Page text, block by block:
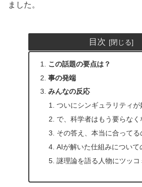
ました。
目次
この話題の要点は？
事の発端
みんなの反応
ついにシンギュラリティ
で、科学者はもう要らなく
その答え、本当に合ってる
AIが解いた仕組みについて
謎理論を語る人物にツッコ